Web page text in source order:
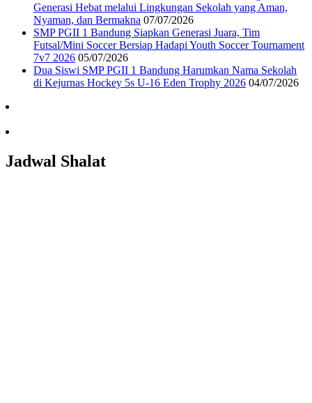
Generasi Hebat melalui Lingkungan Sekolah yang Aman,
Nyaman, dan Bermakna 07/07/2026
SMP PGII 1 Bandung Siapkan Generasi Juara, Tim
Futsal/Mini Soccer Bersiap Hadapi Youth Soccer Tournament
7v7 2026 05/07/2026
Dua Siswi SMP PGII 1 Bandung Harumkan Nama Sekolah
di Kejurnas Hockey 5s U-16 Eden Trophy 2026 04/07/2026
Jadwal Shalat